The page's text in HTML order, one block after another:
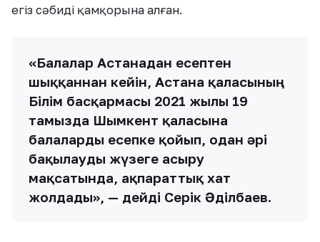
егіз сәбиді қамқорына алған.
«Балалар Астанадан есептен
шыққаннан кейін, Астана қаласының
Білім басқармасы 2021 жылғы 19
тамызда Шымкент қаласына
балаларды есепке қойып, одан әрі
бақылауды жүзеге асыру
мақсатында, ақпараттық хат
жолдады», — дейді Серік Әділбаев.